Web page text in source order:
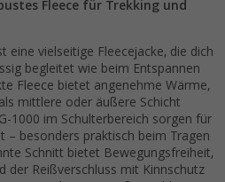
Fleece für Trekking und
eine vielseitige Fleecejacke, die dich
begleitet wie beim Entspannen
Fleece bietet angenehme Wärme,
mittlere oder äußere Schicht
1000 im Schulterbereich sorgen für
– besonders praktisch beim Tragen
Schnitt bietet Bewegungsfreiheit,
der Reißverschluss mit Kinnschutz